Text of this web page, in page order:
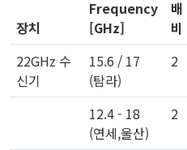
장치
Frequency
[GHz]
배
비
22GHz 수
신기
15.6 / 17
(탐라)
2
12.4 - 18
(연세,울산)
2